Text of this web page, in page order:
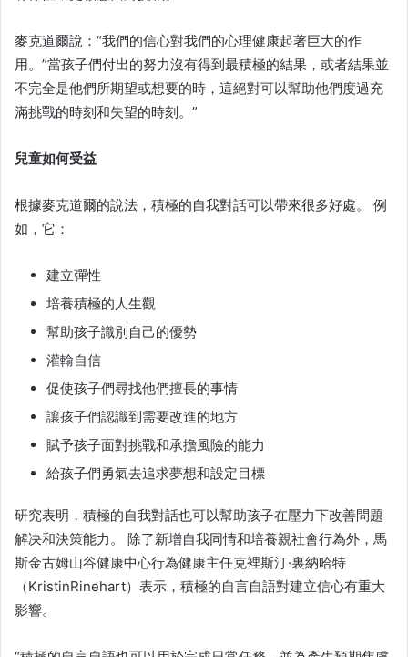
麥克道爾說：“我們的信心對我們的心理健康起著巨大的作
用。”當孩子們付出的努力沒有得到最積極的結果，或者結果並
不完全是他們所期望或想要的時，這絕對可以幫助他們度過充
滿挑戰的時刻和失望的時刻。”
兒童如何受益
根據麥克道爾的說法，積極的自我對話可以帶來很多好處。 例
如，它：
建立彈性
培養積極的人生觀
幫助孩子識別自己的優勢
灌輸自信
促使孩子們尋找他們擅長的事情
讓孩子們認識到需要改進的地方
賦予孩子面對挑戰和承擔風險的能力
給孩子們勇氣去追求夢想和設定目標
研究表明，積極的自我對話也可以幫助孩子在壓力下改善問題
解决和決策能力。 除了新增自我同情和培養親社會行為外，馬
斯金古姆山谷健康中心行為健康主任克裡斯汀·裏納哈特
（KristinRinehart）表示，積極的自言自語對建立信心有重大
影響。